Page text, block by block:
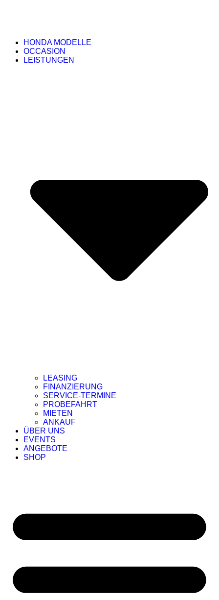
HONDA MODELLE
OCCASION
LEISTUNGEN
LEASING
FINANZIERUNG
SERVICE-TERMINE
PROBEFAHRT
MIETEN
ANKAUF
ÜBER UNS
EVENTS
ANGEBOTE
SHOP